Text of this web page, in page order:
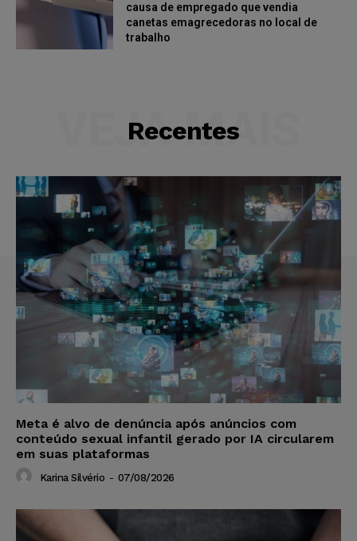
causa de empregado que vendia
canetas emagrecedoras no local de
trabalho
Recentes
VEJA MAIS
Meta é alvo de denúncia após anúncios com
conteúdo sexual infantil gerado por IA circularem
em suas plataformas
Karina Silvério - 07/08/2026